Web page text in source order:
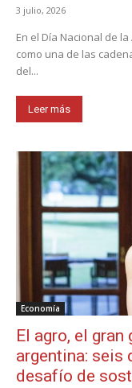
3 julio, 2026
En el Día Nacional de
como una de las
del...
Leer más
Economía
El agro, el
argentina: seis
desafío de